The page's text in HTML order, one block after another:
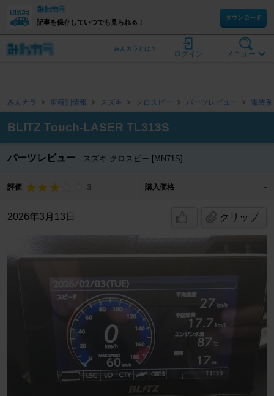
記事を保存していつでも見られる！
ダウンロード
メニュー
ログイン
みんカラとは？
みんカラ 車種別情報 スズキ クロスビー パーツレビュー 電装系
BLITZ Touch-LASER TL313S
パーツレビュー スズキ クロスビー [MN71S]
評価 3 購入価格 -
2026年3月13日 クリップ